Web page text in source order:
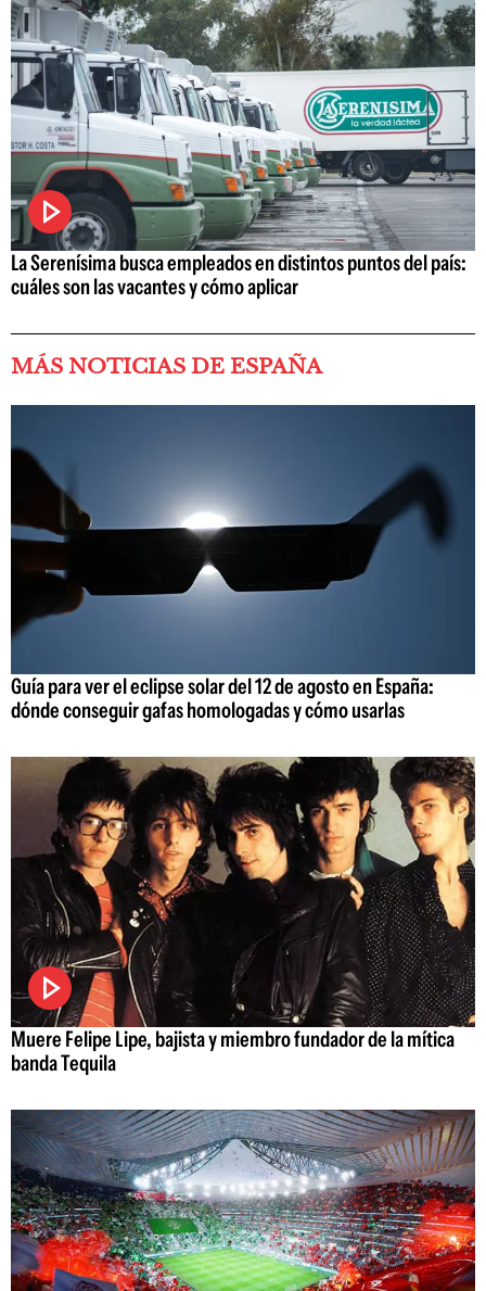
La Serenísima busca empleados en distintos puntos del país:
cuáles son las vacantes y cómo aplicar
MÁS NOTICIAS DE ESPAÑA
Guía para ver el eclipse solar del 12 de agosto en España:
dónde conseguir gafas homologadas y cómo usarlas
Muere Felipe Lipe, bajista y miembro fundador de la mítica
banda Tequila